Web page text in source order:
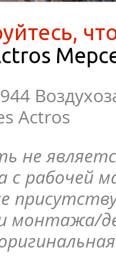
Actros
не
с рабочей
монтажа/